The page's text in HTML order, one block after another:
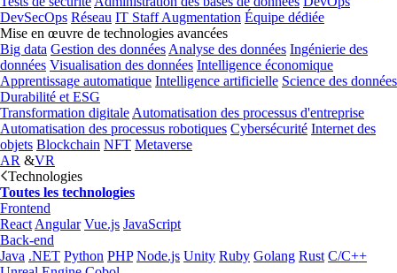
DevSecOps Réseau IT Staff Augmentation Équipe dédiée
Mise en œuvre de technologies avancées
Big data Gestion des données Analyse des données Ingénierie des
données Visualisation des données Intelligence économique
Apprentissage automatique Intelligence artificielle Science des données
Durabilité et ESG
Transformation digitale Automatisation des processus d'entreprise
Automatisation des processus robotiques Cybersécurité Internet des
objets Blockchain NFT Metaverse
AR &VR
Technologies
Toutes les technologies
Frontend
React Angular Vue.js JavaScript
Back-end
Java .NET Python PHP Node.js Unity Ruby Golang Rust C/C++